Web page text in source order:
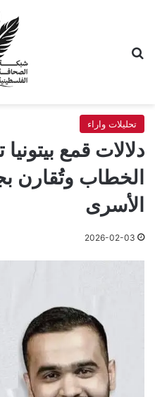
تحليلات واراء
دلالات قمع
الخطاب وتُقارن
الأسرى
2026-02-03